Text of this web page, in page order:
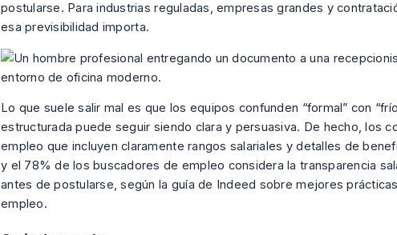
postularse. Para industrias reguladas, empresas grandes y
esa previsibilidad importa.
Lo que suele salir mal es que los equipos confunden “formal” con
estructurada puede seguir siendo clara y persuasiva. De hecho, los
empleo que incluyen claramente rangos salariales y detalles de
y el 78% de los buscadores de empleo considera la transparencia
antes de postularse, según la guía de Indeed sobre mejores
empleo.